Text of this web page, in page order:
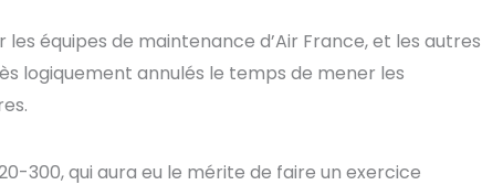
équipes de maintenance d’Air France, et les autres
logiquement annulés le temps de mener les
300, qui aura eu le mérite de faire un exercice